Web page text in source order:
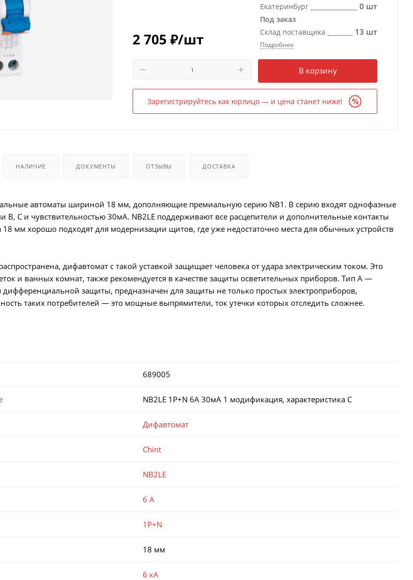
2 705 ₽/шт
Екатеринбург
0 шт
Под заказ
Склад поставщика
13 шт
Подробнее
В корзину
Зарегистрируйтесь как юрлицо — и цена станет ниже!
НАЛИЧИЕ ДОКУМЕНТЫ ОТЗЫВЫ ДОСТАВКА
автоматы шириной 18 мм, дополняющие премиальную серию NB1. В серию входят однофазные
C и чувствительностью 30мА. NB2LE поддерживают все расцепители и дополнительные контакты
18 мм хорошо подходят для модернизации щитов, где уже недостаточно места для обычных устройств
дифавтомат с такой уставкой защищает человека от удара электрическим током. Это
и ванных комнат, также рекомендуется в качестве защиты осветительных приборов. Тип A —
дифференциальной защиты, предназначен для защиты не только простых электроприборов,
таких потребителей — это мощные выпрямители, ток утечки которых отследить сложнее.
689005
NB2LE 1P+N 6А 30мА 1 модификация, характеристика C
Дифавтомат
Chint
NB2LE
6 А
1P+N
18 мм
6 кА